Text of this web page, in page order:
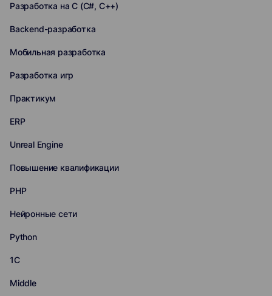
Разработка на C (C#, C++)
Backend-разработка
Мобильная разработка
Разработка игр
Практикум
ERP
Unreal Engine
Повышение квалификации
PHP
Нейронные сети
Python
1С
Middle